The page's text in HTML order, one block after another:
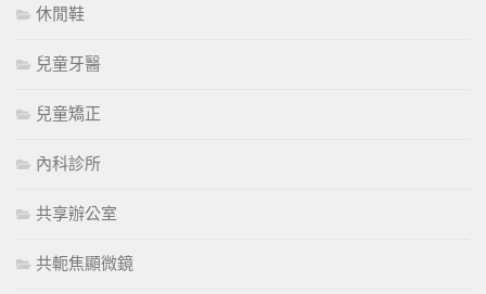
休閒鞋
兒童牙醫
兒童矯正
內科診所
共享辦公室
共軛焦顯微鏡